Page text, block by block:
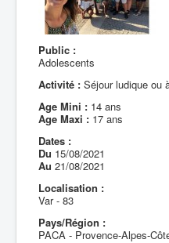
Public :
Adolescents
Activité : Séjour ludique ou
Age Mini : 14 ans
Age Maxi : 17 ans
Dates :
Du 15/08/2021
Au 21/08/2021
Localisation :
Var - 83
Pays/Région :
PACA - Provence-Alpes-